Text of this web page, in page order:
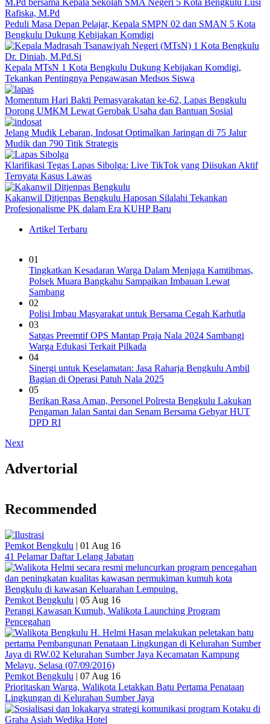
Peduli Masa Depan Pelajar, Kepala SMPN 02 dan SMAN 5 Kota
Bengkulu Dukung Kebijakan Komdigi
Kepala MTsN 1 Kota Bengkulu Dukung Kebijakan Komdigi,
Tekankan Pentingnya Pengawasan Medsos Siswa
Momentum Hari Bakti Pemasyarakatan ke-62, Lapas Bengkulu
Dorong UMKM Lewat Gerobak Usaha dan Bantuan Sosial
Jelang Mudik Lebaran, Indosat Optimalkan Jaringan di 75 Jalur
Mudik dan 790 Titik Strategis
Klarifikasi Tegas Lapas Sibolga: Live TikTok yang Diisukan Aktif
Ternyata Kasus Lawas
Kakanwil Ditjenpas Bengkulu Haposan Silalahi Tekankan
Profesionalisme PK dalam Era KUHP Baru
Artikel Terbaru
01
Tingkatkan Kesadaran Warga Dalam Menjaga Kamtibmas,
Polsek Muara Bangkahu Sampaikan Imbauan Lewat
Sambang
02
Polisi Imbau Masyarakat untuk Bersama Cegah Karhutla
03
Satgas Preemtif OPS Mantap Praja Nala 2024 Sambangi
Warga Edukasi Terkait Pilkada
04
Sinergi untuk Keselamatan: Jasa Raharja Bengkulu Ambil
Bagian di Operasi Patuh Nala 2025
05
Berikan Rasa Aman, Personel Polresta Bengkulu Lakukan
Pengaman Jalan Santai dan Senam Bersama Gebyar HUT
DPD RI
Next
Advertorial
Recommended
Pemkot Bengkulu | 01 Aug 16
41 Pelamar Daftar Lelang Jabatan
Pemkot Bengkulu | 05 Aug 16
Perangi Kawasan Kumuh, Walikota Launching Program
Pencegahan
Pemkot Bengkulu | 07 Aug 16
Prioritaskan Warga, Walikota Letakkan Batu Pertama Penataan
Lingkungan di Kelurahan Sumber Jaya